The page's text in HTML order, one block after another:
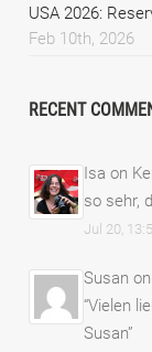
USA 2026:
Feb 10th, 2026
RECENT
Isa on
so sehr,
Jul 20,
Susan on
“Vielen
Susan”